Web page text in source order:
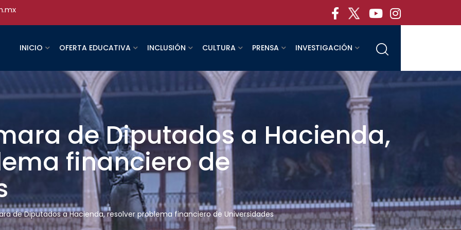
INICIO OFERTA EDUCATIVA INCLUSIÓN CULTURA PRENSA INVESTIGACIÓN
de Diputados a Hacienda,
financiero de
de Diputados a Hacienda, resolver problema financiero de Universidades